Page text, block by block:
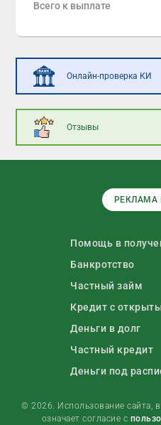
Всего к выплате
Онлайн-проверка КИ
Отзывы
РЕКЛАМА
Помощь в
Банкротство
Частный займ
Кредит с
Деньги в долг
Частный кредит
Деньги под
© 2026. Использование сайта,
означает согласие с